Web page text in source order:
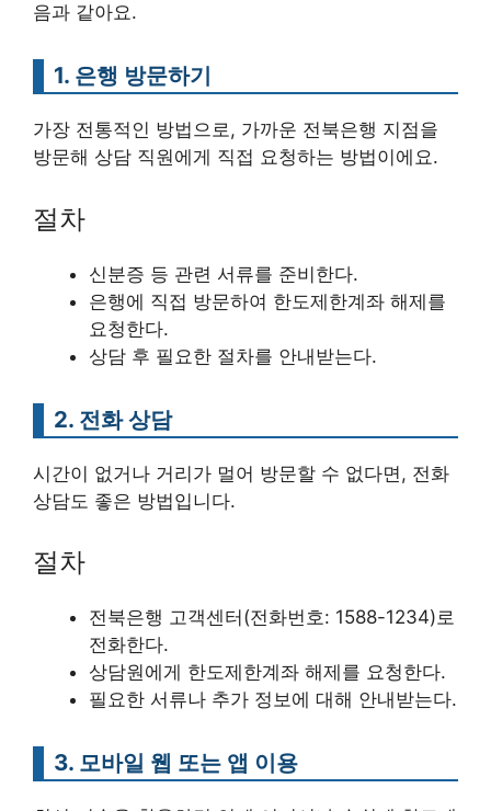
음과 같아요.
1. 은행 방문하기
가장 전통적인 방법으로, 가까운 전북은행 지점을
방문해 상담 직원에게 직접 요청하는 방법이에요.
절차
신분증 등 관련 서류를 준비한다.
은행에 직접 방문하여 한도제한계좌 해제를
요청한다.
상담 후 필요한 절차를 안내받는다.
2. 전화 상담
시간이 없거나 거리가 멀어 방문할 수 없다면, 전화
상담도 좋은 방법입니다.
절차
전북은행 고객센터(전화번호: 1588-1234)로
전화한다.
상담원에게 한도제한계좌 해제를 요청한다.
필요한 서류나 추가 정보에 대해 안내받는다.
3. 모바일 웹 또는 앱 이용